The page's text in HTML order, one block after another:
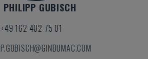
PHILIPP GUBISCH
+49 162 402 75 81
P.GUBISCH@GINDUMAC.COM